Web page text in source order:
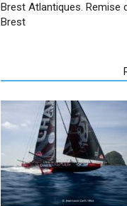
Brest Atlantiques. Remise
Brest